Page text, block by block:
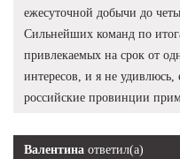
ежесуточной добычи до
Сильнейших команд по
привлекаемых на срок от
интересов, и я не удивлюсь,
российские провинции
Валентина ответил(а)